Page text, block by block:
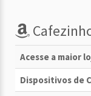
Acesse a maior
Dispositivos de